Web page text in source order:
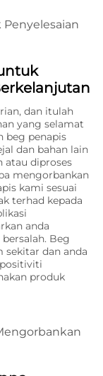
dan itulah
yang selamat
beg penapis
dan bahan lain
atau diproses
mengorbankan
kami sesuai
terhad kepada
anda
Beg
sekitar dan anda
produk